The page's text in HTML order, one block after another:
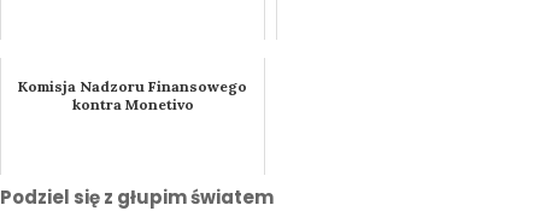
Komisja Nadzoru Finansowego
kontra Monetivo
Podziel się z głupim światem